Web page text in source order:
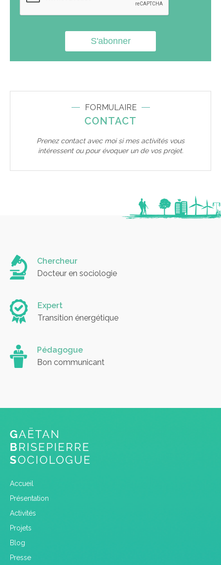
FORMULAIRE
CONTACT
Prenez contact avec moi si mes activités vous
intéressent ou pour évoquer un de vos projet.
Chercheur
Docteur en sociologie
Expert
Transition énergétique
Pédagogue
Bon communicant
Accueil
Présentation
Activités
Projets
Blog
Presse